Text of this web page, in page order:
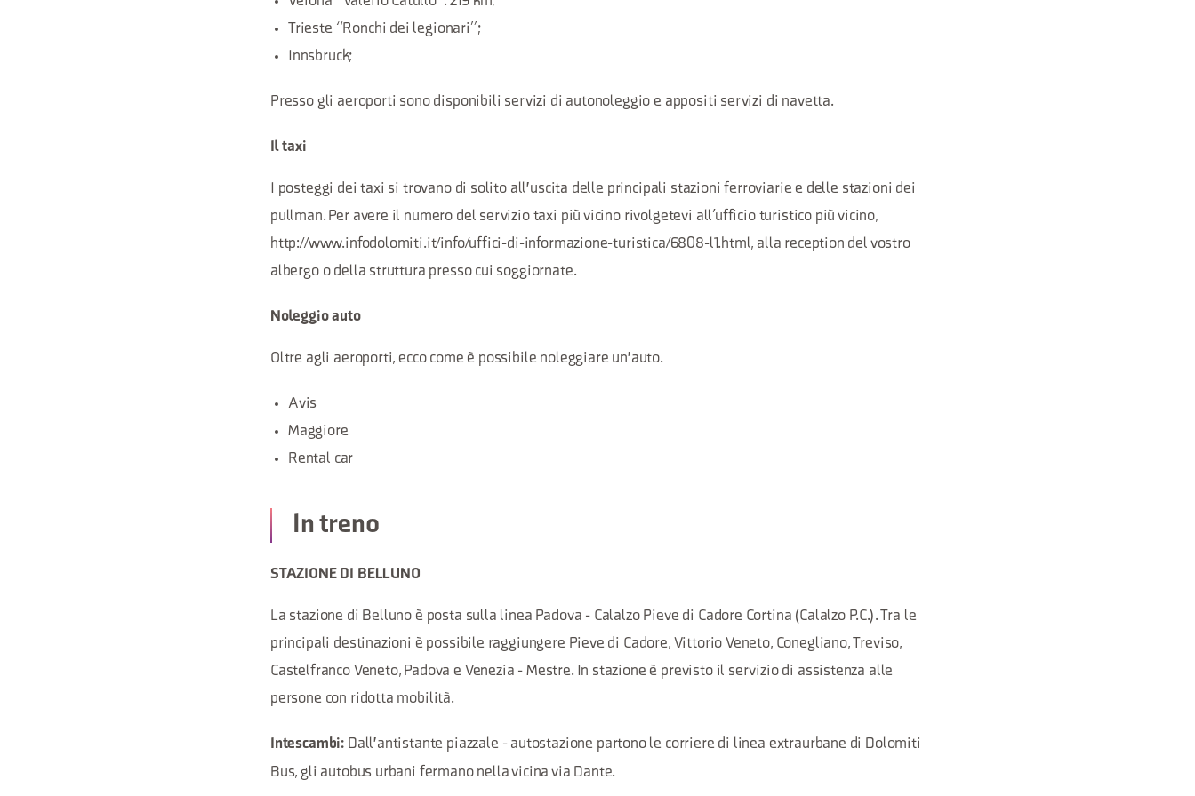
Trieste “Ronchi dei legionari”;
Innsbruck;
Presso gli aeroporti sono disponibili servizi di autonoleggio e appositi servizi di navetta.
Il taxi
I posteggi dei taxi si trovano di solito all'uscita delle principali stazioni ferroviarie e delle stazioni dei
pullman. Per avere il numero del servizio taxi più vicino rivolgetevi all’ufficio turistico più vicino,
http://www.infodolomiti.it/info/uffici-di-informazione-turistica/6808-l1.html, alla reception del vostro
albergo o della struttura presso cui soggiornate.
Noleggio auto
Oltre agli aeroporti, ecco come è possibile noleggiare un'auto.
Avis
Maggiore
Rental car
In treno
STAZIONE DI BELLUNO
La stazione di Belluno è posta sulla linea Padova - Calalzo Pieve di Cadore Cortina (Calalzo P.C.). Tra le
principali destinazioni è possibile raggiungere Pieve di Cadore, Vittorio Veneto, Conegliano, Treviso,
Castelfranco Veneto, Padova e Venezia - Mestre. In stazione è previsto il servizio di assistenza alle
persone con ridotta mobilità.
Intescambi: Dall'antistante piazzale - autostazione partono le corriere di linea extraurbane di Dolomiti
Bus, gli autobus urbani fermano nella vicina via Dante.